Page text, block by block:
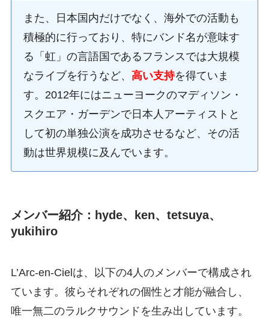
また、日本国内だけでなく、海外での活動も
積極的に行っており、特にバンド名が意味す
る「虹」の言語国であるフランスでは大規模
なライブを行うなど、 高い支持を得ていま
す。2012年にはニューヨークのマディソン・
スクエア・ガーデンで日本人アーティストと
して初の単独公演を成功させるなど、その活
動は世界規模に及んでいます。
メンバー紹介：hyde、ken、tetsuya、
yukihiro
L’Arc-en-Cielは、以下の4人のメンバーで構成され
ています。彼らそれぞれの個性と才能が融合し、
唯一無二のラルクサウンドを生み出しています。